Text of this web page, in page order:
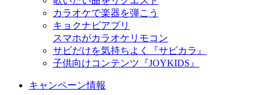
カラオケで楽器を弾こう
キョクナビアプリ
スマホがカラオケリモコン
サビだけを気持ちよく『サビカラ』
子供向けコンテンツ『JOYKIDS』
キャンペーン情報